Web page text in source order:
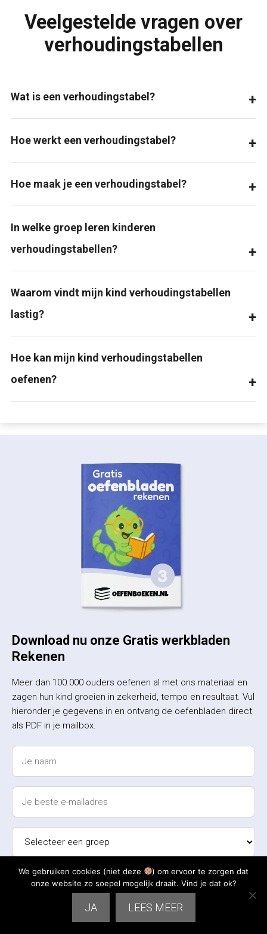
Veelgestelde vragen over
verhoudingstabellen
Wat is een verhoudingstabel?
Hoe werkt een verhoudingstabel?
Hoe maak je een verhoudingstabel?
In welke groep leren kinderen
verhoudingstabellen?
Waarom vindt mijn kind verhoudingstabellen
lastig?
Hoe kan mijn kind verhoudingstabellen
oefenen?
Download nu onze Gratis werkbladen
Rekenen
Meer dan 100.000 ouders oefenen al met ons materiaal en
zagen hun kind groeien in zekerheid, tempo en resultaat. Vul
hieronder je gegevens in en ontvang de oefenbladen direct
als PDF in je mailbox.
We gebruiken cookies (niet deze
) om ervoor te zorgen dat
onze website zo soepel mogelijk draait. Vind je dat ok?
JA LEES MEER